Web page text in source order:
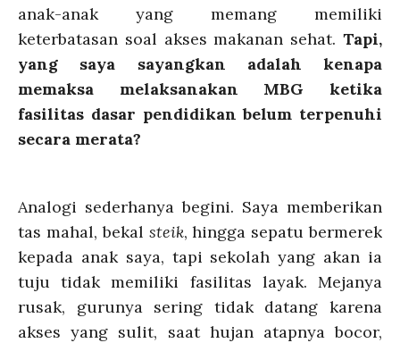
anak-anak yang memang memiliki
keterbatasan soal akses makanan sehat. Tapi,
yang saya sayangkan adalah kenapa
memaksa melaksanakan MBG ketika
fasilitas dasar pendidikan belum terpenuhi
secara merata?
Analogi sederhanya begini. Saya memberikan
tas mahal, bekal steik, hingga sepatu bermerek
kepada anak saya, tapi sekolah yang akan ia
tuju tidak memiliki fasilitas layak. Mejanya
rusak, gurunya sering tidak datang karena
akses yang sulit, saat hujan atapnya bocor,